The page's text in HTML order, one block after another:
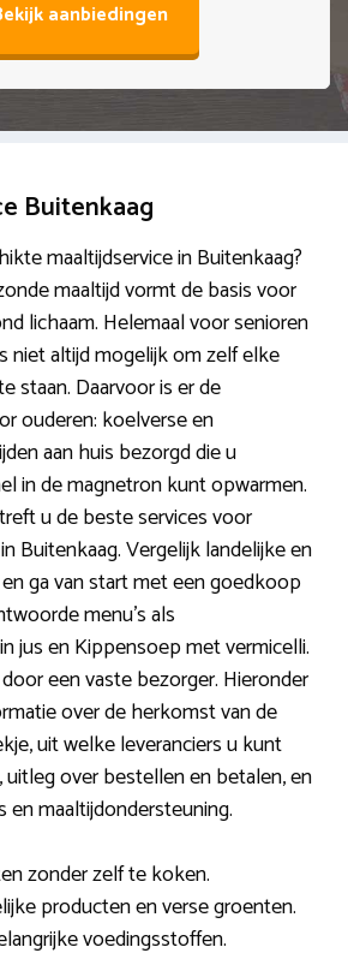
aanbiedingen
Buitenkaag
maaltijdservice in Buitenkaag?
maaltijd vormt de basis voor
lichaam. Helemaal voor senioren
niet altijd mogelijk om zelf elke
staan. Daarvoor is er de
ouderen: koelverse en
aan huis bezorgd die u
in de magnetron kunt opwarmen.
u de beste services voor
Buitenkaag. Vergelijk landelijke en
ga van start met een goedkoop
menu’s als
jus en Kippensoep met vermicelli.
een vaste bezorger. Hieronder
over de herkomst van de
uit welke leveranciers u kunt
over bestellen en betalen, en
en maaltijdondersteuning.
zonder zelf te koken.
producten en verse groenten.
voedingsstoffen.